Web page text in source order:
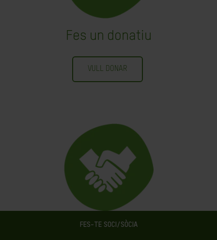
FES-TE SOCI/SÒCIA
Fes un donatiu
VULL DONAR
Fes-te soci/a